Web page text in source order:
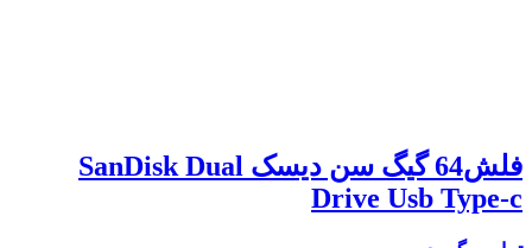
فلش64 گیگ سن دیسک SanDisk Dual
Drive Usb Type-c